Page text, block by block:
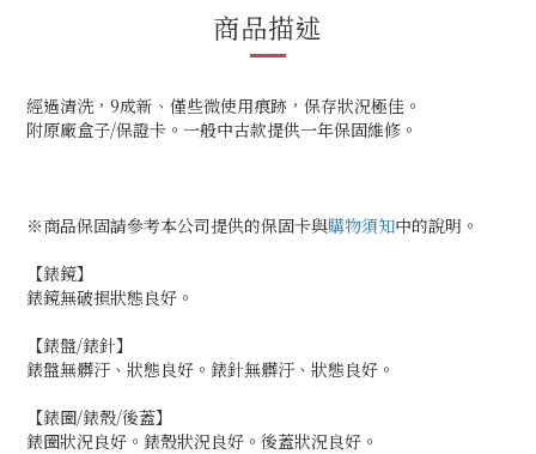
商品描述
經過清洗，9成新、僅些微使用痕跡，保存狀況極佳。
附原廠盒子/保證卡。一般中古款提供一年保固維修。
※商品保固請參考本公司提供的保固卡與購物須知中的說明。
【錶鏡】
錶鏡無破損狀態良好。
【錶盤/錶針】
錶盤無髒汙、狀態良好。錶針無髒汙、狀態良好。
【錶圈/錶殼/後蓋】
錶圈狀況良好。錶殼狀況良好。後蓋狀況良好。